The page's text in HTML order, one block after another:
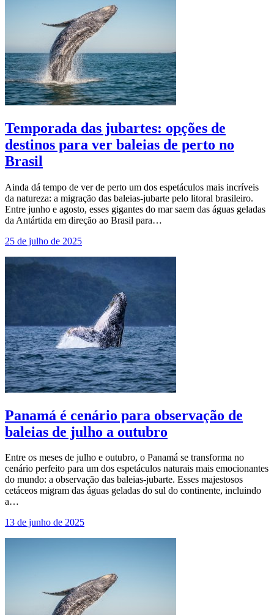
Temporada das jubartes: opções de
destinos para ver baleias de perto no
Brasil
Ainda dá tempo de ver de perto um dos espetáculos mais incríveis
da natureza: a migração das baleias-jubarte pelo litoral brasileiro.
Entre junho e agosto, esses gigantes do mar saem das águas geladas
da Antártida em direção ao Brasil para…
25 de julho de 2025
Panamá é cenário para observação de
baleias de julho a outubro
Entre os meses de julho e outubro, o Panamá se transforma no
cenário perfeito para um dos espetáculos naturais mais emocionantes
do mundo: a observação das baleias-jubarte. Esses majestosos
cetáceos migram das águas geladas do sul do continente, incluindo
a…
13 de junho de 2025